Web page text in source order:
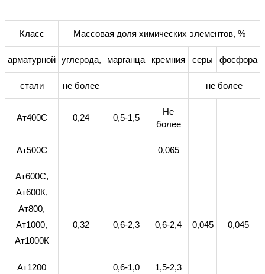
Класс Массовая доля химических элементов, %
арматурной углерода, марганца кремния серы фосфора
стали не более не более
Ат400С 0,24 0,5-1,5
Не
более
Ат500С 0,065
Ат600С,
Ат600К,
Ат800,
Ат1000,
Ат1000К
0,32 0,6-2,3 0,6-2,4 0,045 0,045
Ат1200 0,6-1,0 1,5-2,3